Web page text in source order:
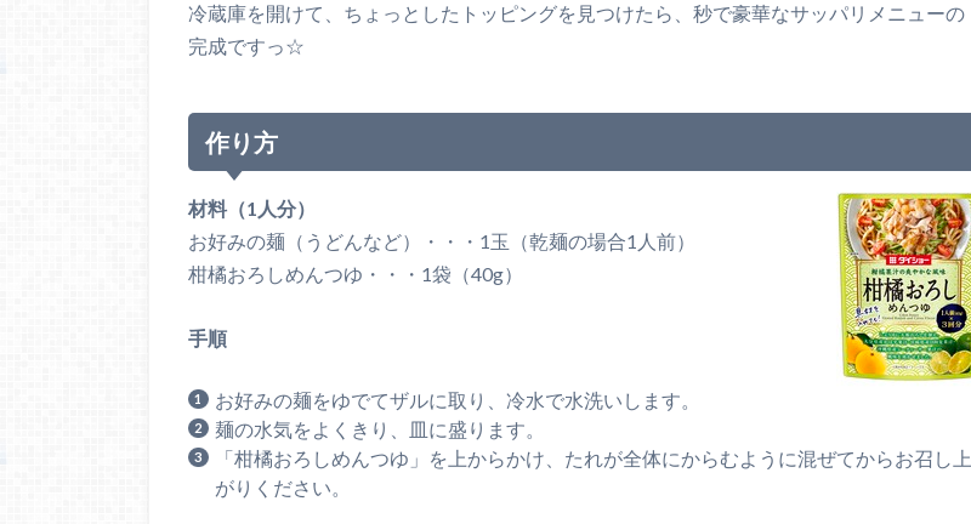
冷蔵庫を開けて、ちょっとしたトッピングを見つけたら、秒で豪華なサッパリメニューの
完成ですっ☆
作り方
材料（1人分）
お好みの麺（うどんなど）・・・1玉（乾麺の場合1人前）
柑橘おろしめんつゆ・・・1袋（40g）
手順
お好みの麺をゆでてザルに取り、冷水で水洗いします。
麺の水気をよくきり、皿に盛ります。
「柑橘おろしめんつゆ」を上からかけ、たれが全体にからむように混ぜてからお召し上
がりください。